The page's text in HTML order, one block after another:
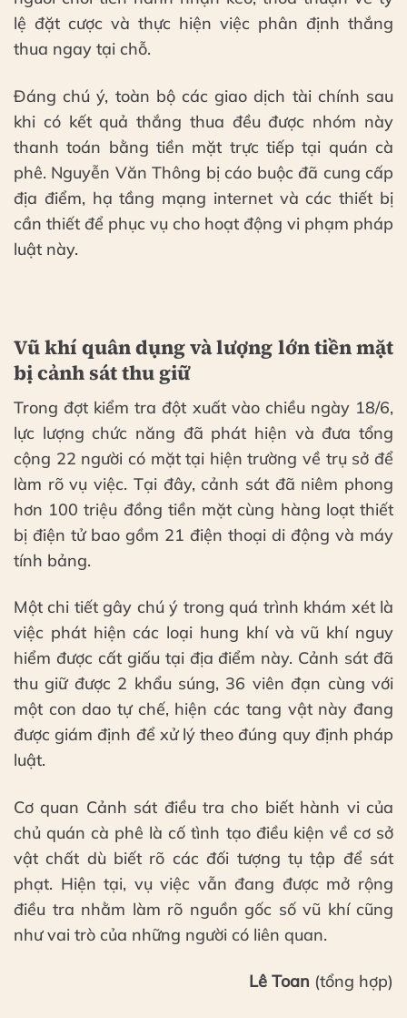
lệ đặt cược và thực hiện việc phân định thắng
thua ngay tại chỗ.
Đáng chú ý, toàn bộ các giao dịch tài chính sau
khi có kết quả thắng thua đều được nhóm này
thanh toán bằng tiền mặt trực tiếp tại quán cà
phê. Nguyễn Văn Thông bị cáo buộc đã cung cấp
địa điểm, hạ tầng mạng internet và các thiết bị
cần thiết để phục vụ cho hoạt động vi phạm pháp
luật này.
Vũ khí quân dụng và lượng lớn tiền mặt
bị cảnh sát thu giữ
Trong đợt kiểm tra đột xuất vào chiều ngày 18/6,
lực lượng chức năng đã phát hiện và đưa tổng
cộng 22 người có mặt tại hiện trường về trụ sở để
làm rõ vụ việc. Tại đây, cảnh sát đã niêm phong
hơn 100 triệu đồng tiền mặt cùng hàng loạt thiết
bị điện tử bao gồm 21 điện thoại di động và máy
tính bảng.
Một chi tiết gây chú ý trong quá trình khám xét là
việc phát hiện các loại hung khí và vũ khí nguy
hiểm được cất giấu tại địa điểm này. Cảnh sát đã
thu giữ được 2 khẩu súng, 36 viên đạn cùng với
một con dao tự chế, hiện các tang vật này đang
được giám định để xử lý theo đúng quy định pháp
luật.
Cơ quan Cảnh sát điều tra cho biết hành vi của
chủ quán cà phê là cố tình tạo điều kiện về cơ sở
vật chất dù biết rõ các đối tượng tụ tập để sát
phạt. Hiện tại, vụ việc vẫn đang được mở rộng
điều tra nhằm làm rõ nguồn gốc số vũ khí cũng
như vai trò của những người có liên quan.
Lê Toan (tổng hợp)